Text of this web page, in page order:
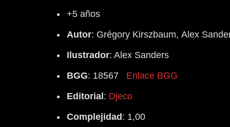
+5 años
Autor: Grégory Kirszbaum, Alex
Ilustrador: Alex Sanders
BGG: 18567 Enlace BGG
Editorial : Djeco
Complejidad : 1,00